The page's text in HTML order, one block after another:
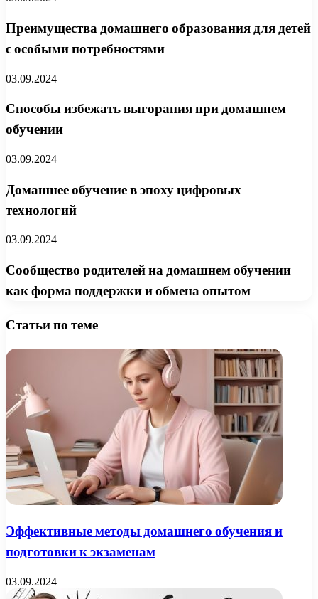
Преимущества домашнего образования для детей
с особыми потребностями
03.09.2024
Способы избежать выгорания при домашнем
обучении
03.09.2024
Домашнее обучение в эпоху цифровых
технологий
03.09.2024
Сообщество родителей на домашнем обучении
как форма поддержки и обмена опытом
Статьи по теме
Эффективные методы домашнего обучения и
подготовки к экзаменам
03.09.2024